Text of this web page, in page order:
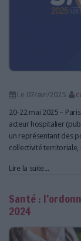
Le 07/avr/2025
20-22 mai 2025 –
acteur hospitalier
un représentant des
collectivité territoriale,
Lire la suite...
Santé :
2024